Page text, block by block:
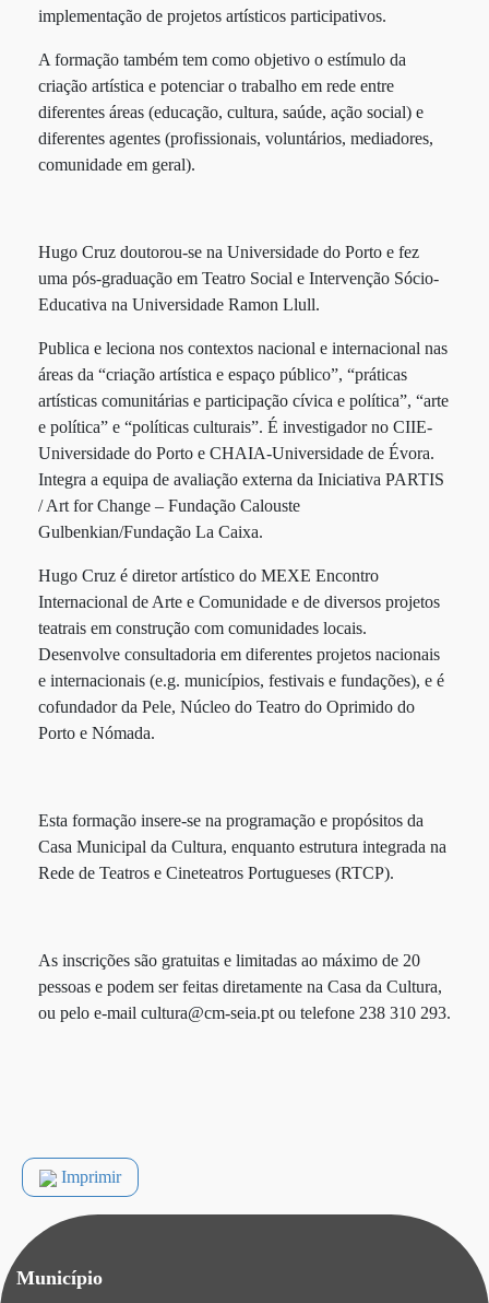
implementação de projetos artísticos participativos.
A formação também tem como objetivo o estímulo da
criação artística e potenciar o trabalho em rede entre
diferentes áreas (educação, cultura, saúde, ação social) e
diferentes agentes (profissionais, voluntários, mediadores,
comunidade em geral).
Hugo Cruz doutorou-se na Universidade do Porto e fez
uma pós-graduação em Teatro Social e Intervenção Sócio-
Educativa na Universidade Ramon Llull.
Publica e leciona nos contextos nacional e internacional nas
áreas da “criação artística e espaço público”, “práticas
artísticas comunitárias e participação cívica e política”, “arte
e política” e “políticas culturais”. É investigador no CIIE-
Universidade do Porto e CHAIA-Universidade de Évora.
Integra a equipa de avaliação externa da Iniciativa PARTIS
/ Art for Change – Fundação Calouste
Gulbenkian/Fundação La Caixa.
Hugo Cruz é diretor artístico do MEXE Encontro
Internacional de Arte e Comunidade e de diversos projetos
teatrais em construção com comunidades locais.
Desenvolve consultadoria em diferentes projetos nacionais
e internacionais (e.g. municípios, festivais e fundações), e é
cofundador da Pele, Núcleo do Teatro do Oprimido do
Porto e Nómada.
Esta formação insere-se na programação e propósitos da
Casa Municipal da Cultura, enquanto estrutura integrada na
Rede de Teatros e Cineteatros Portugueses (RTCP).
As inscrições são gratuitas e limitadas ao máximo de 20
pessoas e podem ser feitas diretamente na Casa da Cultura,
ou pelo e-mail cultura@cm-seia.pt ou telefone 238 310 293.
Imprimir
Município